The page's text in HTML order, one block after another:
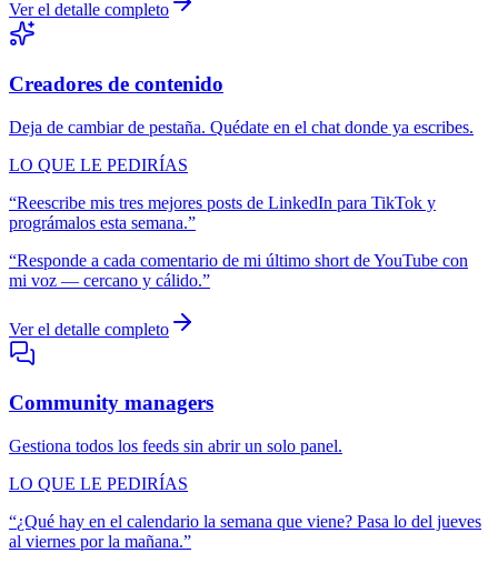
Ver el detalle completo
Creadores de contenido
Deja de cambiar de pestaña. Quédate en el chat donde ya escribes.
LO QUE LE PEDIRÍAS
“Reescribe mis tres mejores posts de LinkedIn para TikTok y
prográmalos esta semana.”
“Responde a cada comentario de mi último short de YouTube con
mi voz — cercano y cálido.”
Ver el detalle completo
Community managers
Gestiona todos los feeds sin abrir un solo panel.
LO QUE LE PEDIRÍAS
“¿Qué hay en el calendario la semana que viene? Pasa lo del jueves
al viernes por la mañana.”